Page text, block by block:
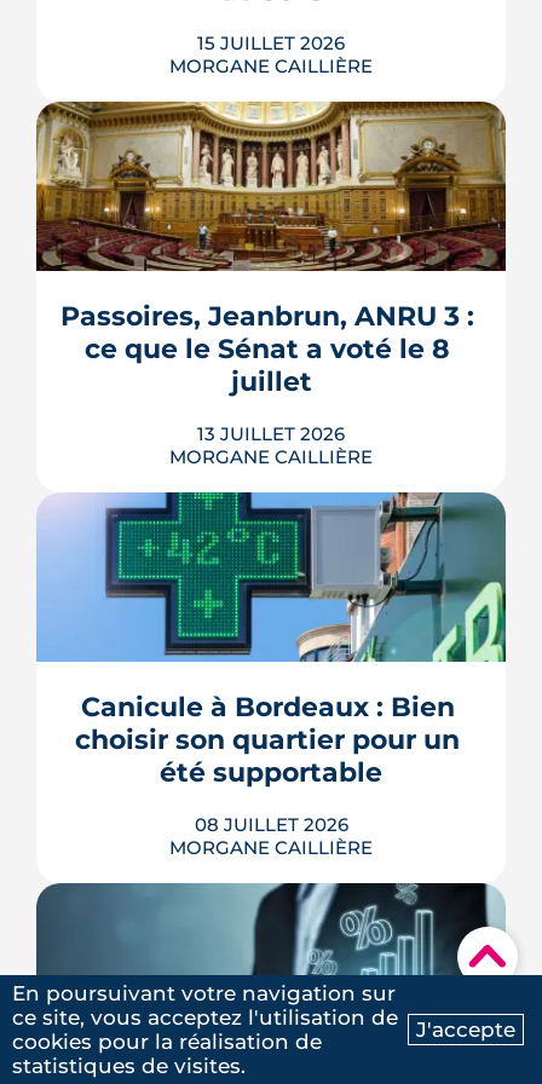
Ma recherche Contactez-nous
▾
15 JUILLET 2026
MORGANE CAILLIÈRE
Verrous tournés, voisins prévenus,
boîte aux lettres sous contrôle : une
grande partie de la protection d'un
logement repose sur des habitudes qui
gestes gratuits ou à moins de 50 €,
inspirés des conseils officiels de la
police et de la gendarmerie, mon...
LIRE L'ARTICLE
Passoires, Jeanbrun, ANRU 3 :
ce que le Sénat a voté le 8
juillet
13 JUILLET 2026
MORGANE CAILLIÈRE
Passoires thermiques louables sous
conditions, amortissement Jeanbrun
étendu, ANRU 3 doté de 5 milliards
d'euros, permis dérogatoires, maires
Sénat a voté le 8 juillet un texte qui
touche à tous les étages de la politique
du logement. Décryptage mesur...
LIRE L'ARTICLE
Canicule à Bordeaux : Bien
choisir son quartier pour un
été supportable
08 JUILLET 2026
MORGANE CAILLIÈRE
À Bordeaux, deux logements au plan
identique n'offrent pas le même
confort d'été selon leur adresse :
Météo-France mesure jusqu'à 4,4 °C
d'écart entre la ville et sa campagne les
En poursuivant votre navigation sur
ce site, vous acceptez l'utilisation de
cookies pour la réalisation de
statistiques de visites.
J'accepte